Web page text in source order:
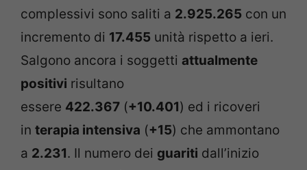
complessivi sono saliti a 2.925.265 con un
incremento di 17.455 unità rispetto a ieri.
Salgono ancora i soggetti attualmente
positivi risultano
essere 422.367 (+10.401) ed i ricoveri
in terapia intensiva (+15) che ammontano
a 2.231. Il numero dei guariti dall’inizio